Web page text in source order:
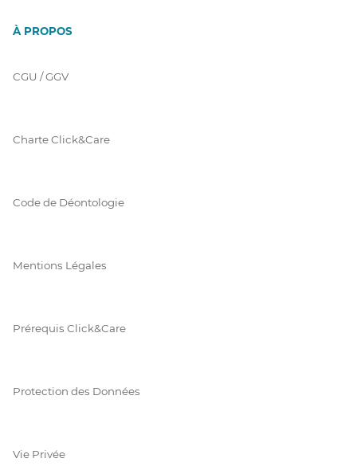
À PROPOS
CGU / GGV
Charte Click&Care
Code de Déontologie
Mentions Légales
Prérequis Click&Care
Protection des Données
Vie Privée